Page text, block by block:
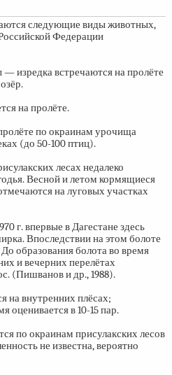
следующие виды животных,
Федерации
изредка встречаются на пролёте
на пролёте.
по окраинам урочища
(до 50-100 птиц).
лесах недалеко
Весной и летом кормящиеся
на луговых участках
г. впервые в Дагестане здесь
Впоследствии на этом болоте
образования болота во время
и вечерних перелётах
(Пишванов и др., 1988).
на внутренних плёсах;
оценивается в10-15 пар.
по окраинам присулакских лесов
не известна, вероятно